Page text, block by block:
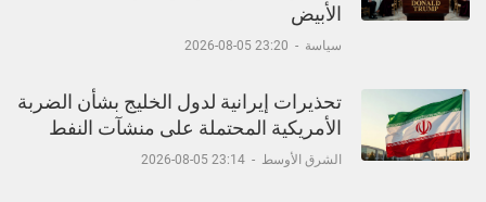
الأبيض
سياسة -
23:20 05-08-2026
تحذيرات إيرانية لدول الخليج بشأن الضربة
الأمريكية المحتملة على منشآت النفط
الشرق الأوسط -
23:14 05-08-2026